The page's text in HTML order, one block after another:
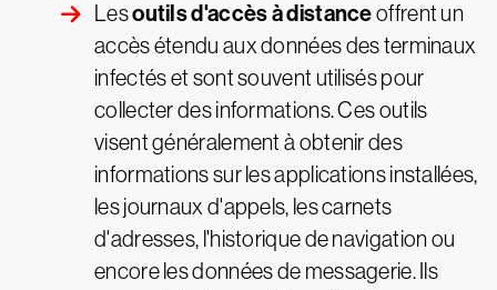
Lesoutils d'accès à distanceoffrent un
accès étendu aux données des terminaux
infectés et sont souvent utilisés pour
collecter des informations. Ces outils
visent généralement à obtenir des
informations sur les applications installées,
les journaux d'appels, les carnets
d'adresses, l'historique de navigation ou
encore les données de messagerie. Ils